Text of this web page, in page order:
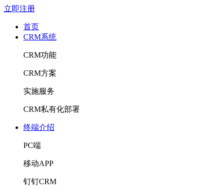
立即注册
首页
CRM系统
CRM功能
CRM方案
实施服务
CRM私有化部署
终端介绍
PC端
移动APP
钉钉CRM